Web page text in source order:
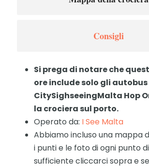
Consigli
Si prega di notare che
ore include solo gli
CitySighseeingMalta Hop
la crociera sul porto.
Operato da: I See Malta
Abbiamo incluso una mappa
i punti e le foto di ogni punto
sufficiente cliccarci sopra e